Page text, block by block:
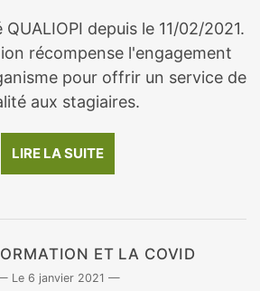
depuis le 11/02/2021.
récompense l'engagement
pour offrir un service de
aux stagiaires.
LIRE LA SUITE
ET LA COVID
6 janvier 2021